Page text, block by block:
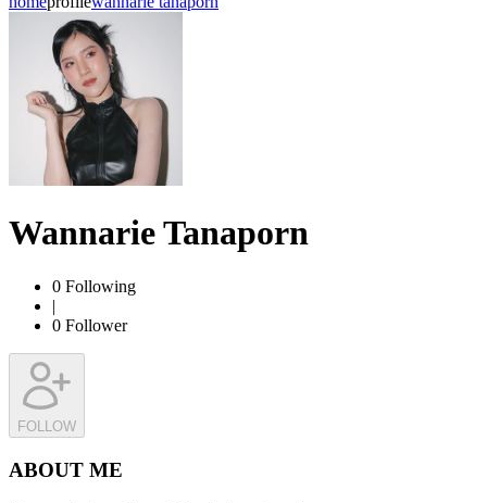
Wannarie Tanaporn
0 Following
|
0 Follower
FOLLOW
ABOUT ME